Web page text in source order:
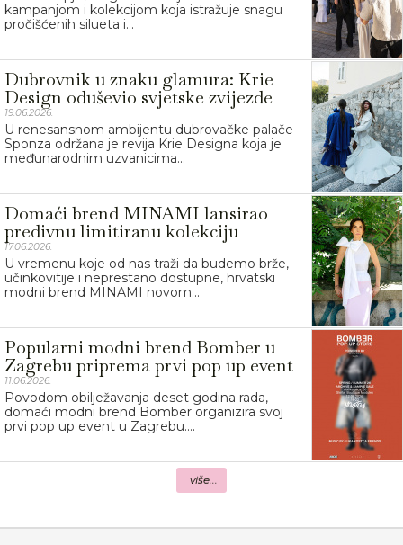
kampanjom i kolekcijom koja istražuje snagu
pročišćenih silueta i...
Dubrovnik u znaku glamura: Krie
Design oduševio svjetske zvijezde
19.06.2026.
U renesansnom ambijentu dubrovačke palače
Sponza održana je revija Krie Designa koja je
međunarodnim uzvanicima...
Domaći brend MINAMI lansirao
predivnu limitiranu kolekciju
17.06.2026.
U vremenu koje od nas traži da budemo brže,
učinkovitije i neprestano dostupne, hrvatski
modni brend MINAMI novom...
Popularni modni brend Bomber u
Zagrebu priprema prvi pop up event
11.06.2026.
Povodom obilježavanja deset godina rada,
domaći modni brend Bomber organizira svoj
prvi pop up event u Zagrebu....
više...